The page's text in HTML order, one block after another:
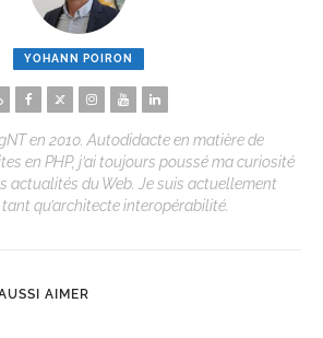
YOHANN POIRON
en 2010. Autodidacte en matière de
en PHP, j’ai toujours poussé ma curiosité
actualités du Web. Je suis actuellement
qu’architecte interopérabilité.
AIMER